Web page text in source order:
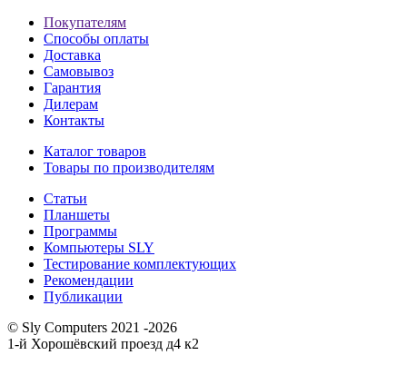
Покупателям
Способы оплаты
Доставка
Самовывоз
Гарантия
Дилерам
Контакты
Каталог товаров
Товары по производителям
Статьи
Планшеты
Программы
Компьютеры SLY
Тестирование комплектующих
Рекомендации
Публикации
© Sly Computers 2021 -2026
1-й Хорошёвский проезд д4 к2